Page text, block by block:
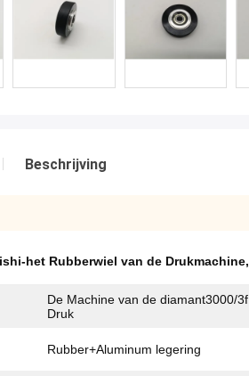
Beschrijving
het Rubberwiel van de Drukmachine,
De Machine van de diamant3000/3f
Druk
Rubber+Aluminum legering